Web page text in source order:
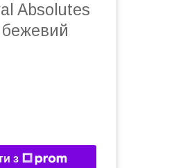
Absolutes
бежевий
з